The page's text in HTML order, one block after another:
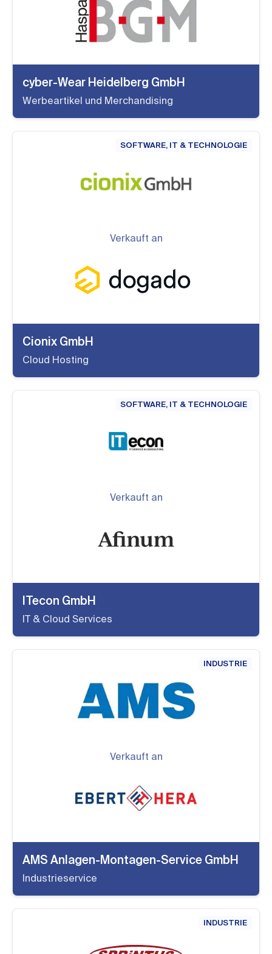
cyber-Wear Heidelberg GmbH
Werbeartikel und Merchandising
SOFTWARE, IT & TECHNOLOGIE
Verkauft an
Cionix GmbH
Cloud Hosting
SOFTWARE, IT & TECHNOLOGIE
Verkauft an
ITecon GmbH
IT & Cloud Services
INDUSTRIE
Verkauft an
AMS Anlagen-Montagen-Service GmbH
Industrieservice
INDUSTRIE